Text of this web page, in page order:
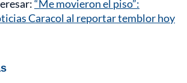
“Me movieron el piso”:
Caracol al reportar temblor hoy